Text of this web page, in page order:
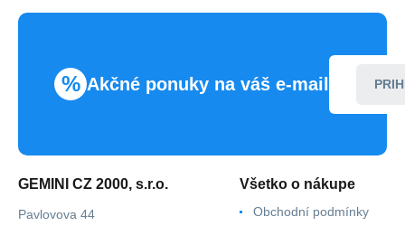
% Akčné ponuky na váš e-mail
GEMINI CZ 2000, s.r.o.
Pavlovova 44
Všetko o nákupe
Obchodní podmínky